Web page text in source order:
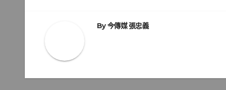
By今傳媒 張忠義